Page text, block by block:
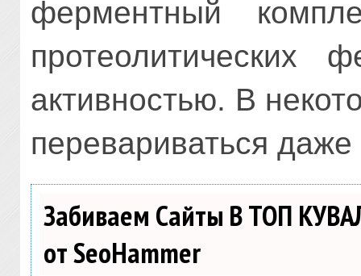
ферментный
протеолитических
активностью. В
перевариваться даже
Забиваем Сайты В ТОП
от SeoHammer